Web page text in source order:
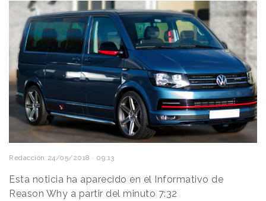
Redacción 24/05/2018 · 09:13
Esta noticia ha aparecido en el Informativo de
Reason Why a partir del minuto 7:32